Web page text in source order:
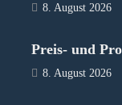
8. August 2026
Preis- und
8. August 2026